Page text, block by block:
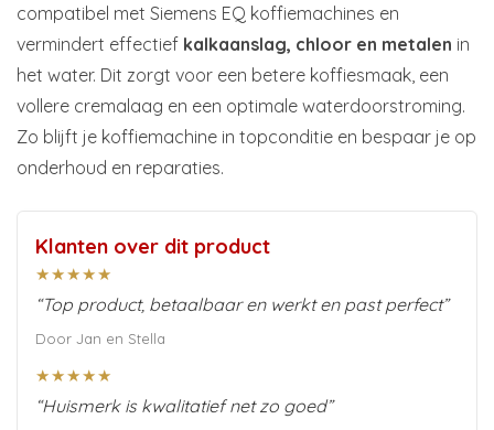
compatibel met Siemens EQ koffiemachines en
vermindert effectief kalkaanslag, chloor en metalen in
het water. Dit zorgt voor een betere koffiesmaak, een
vollere cremalaag en een optimale waterdoorstroming.
Zo blijft je koffiemachine in topconditie en bespaar je op
onderhoud en reparaties.
Klanten over dit product
★★★★★
“Top product, betaalbaar en werkt en past perfect”
Door Jan en Stella
★★★★★
“Huismerk is kwalitatief net zo goed”